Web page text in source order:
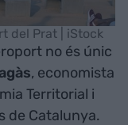
del Prat | iStock
no és únic
, economista
Territorial i
de Catalunya.